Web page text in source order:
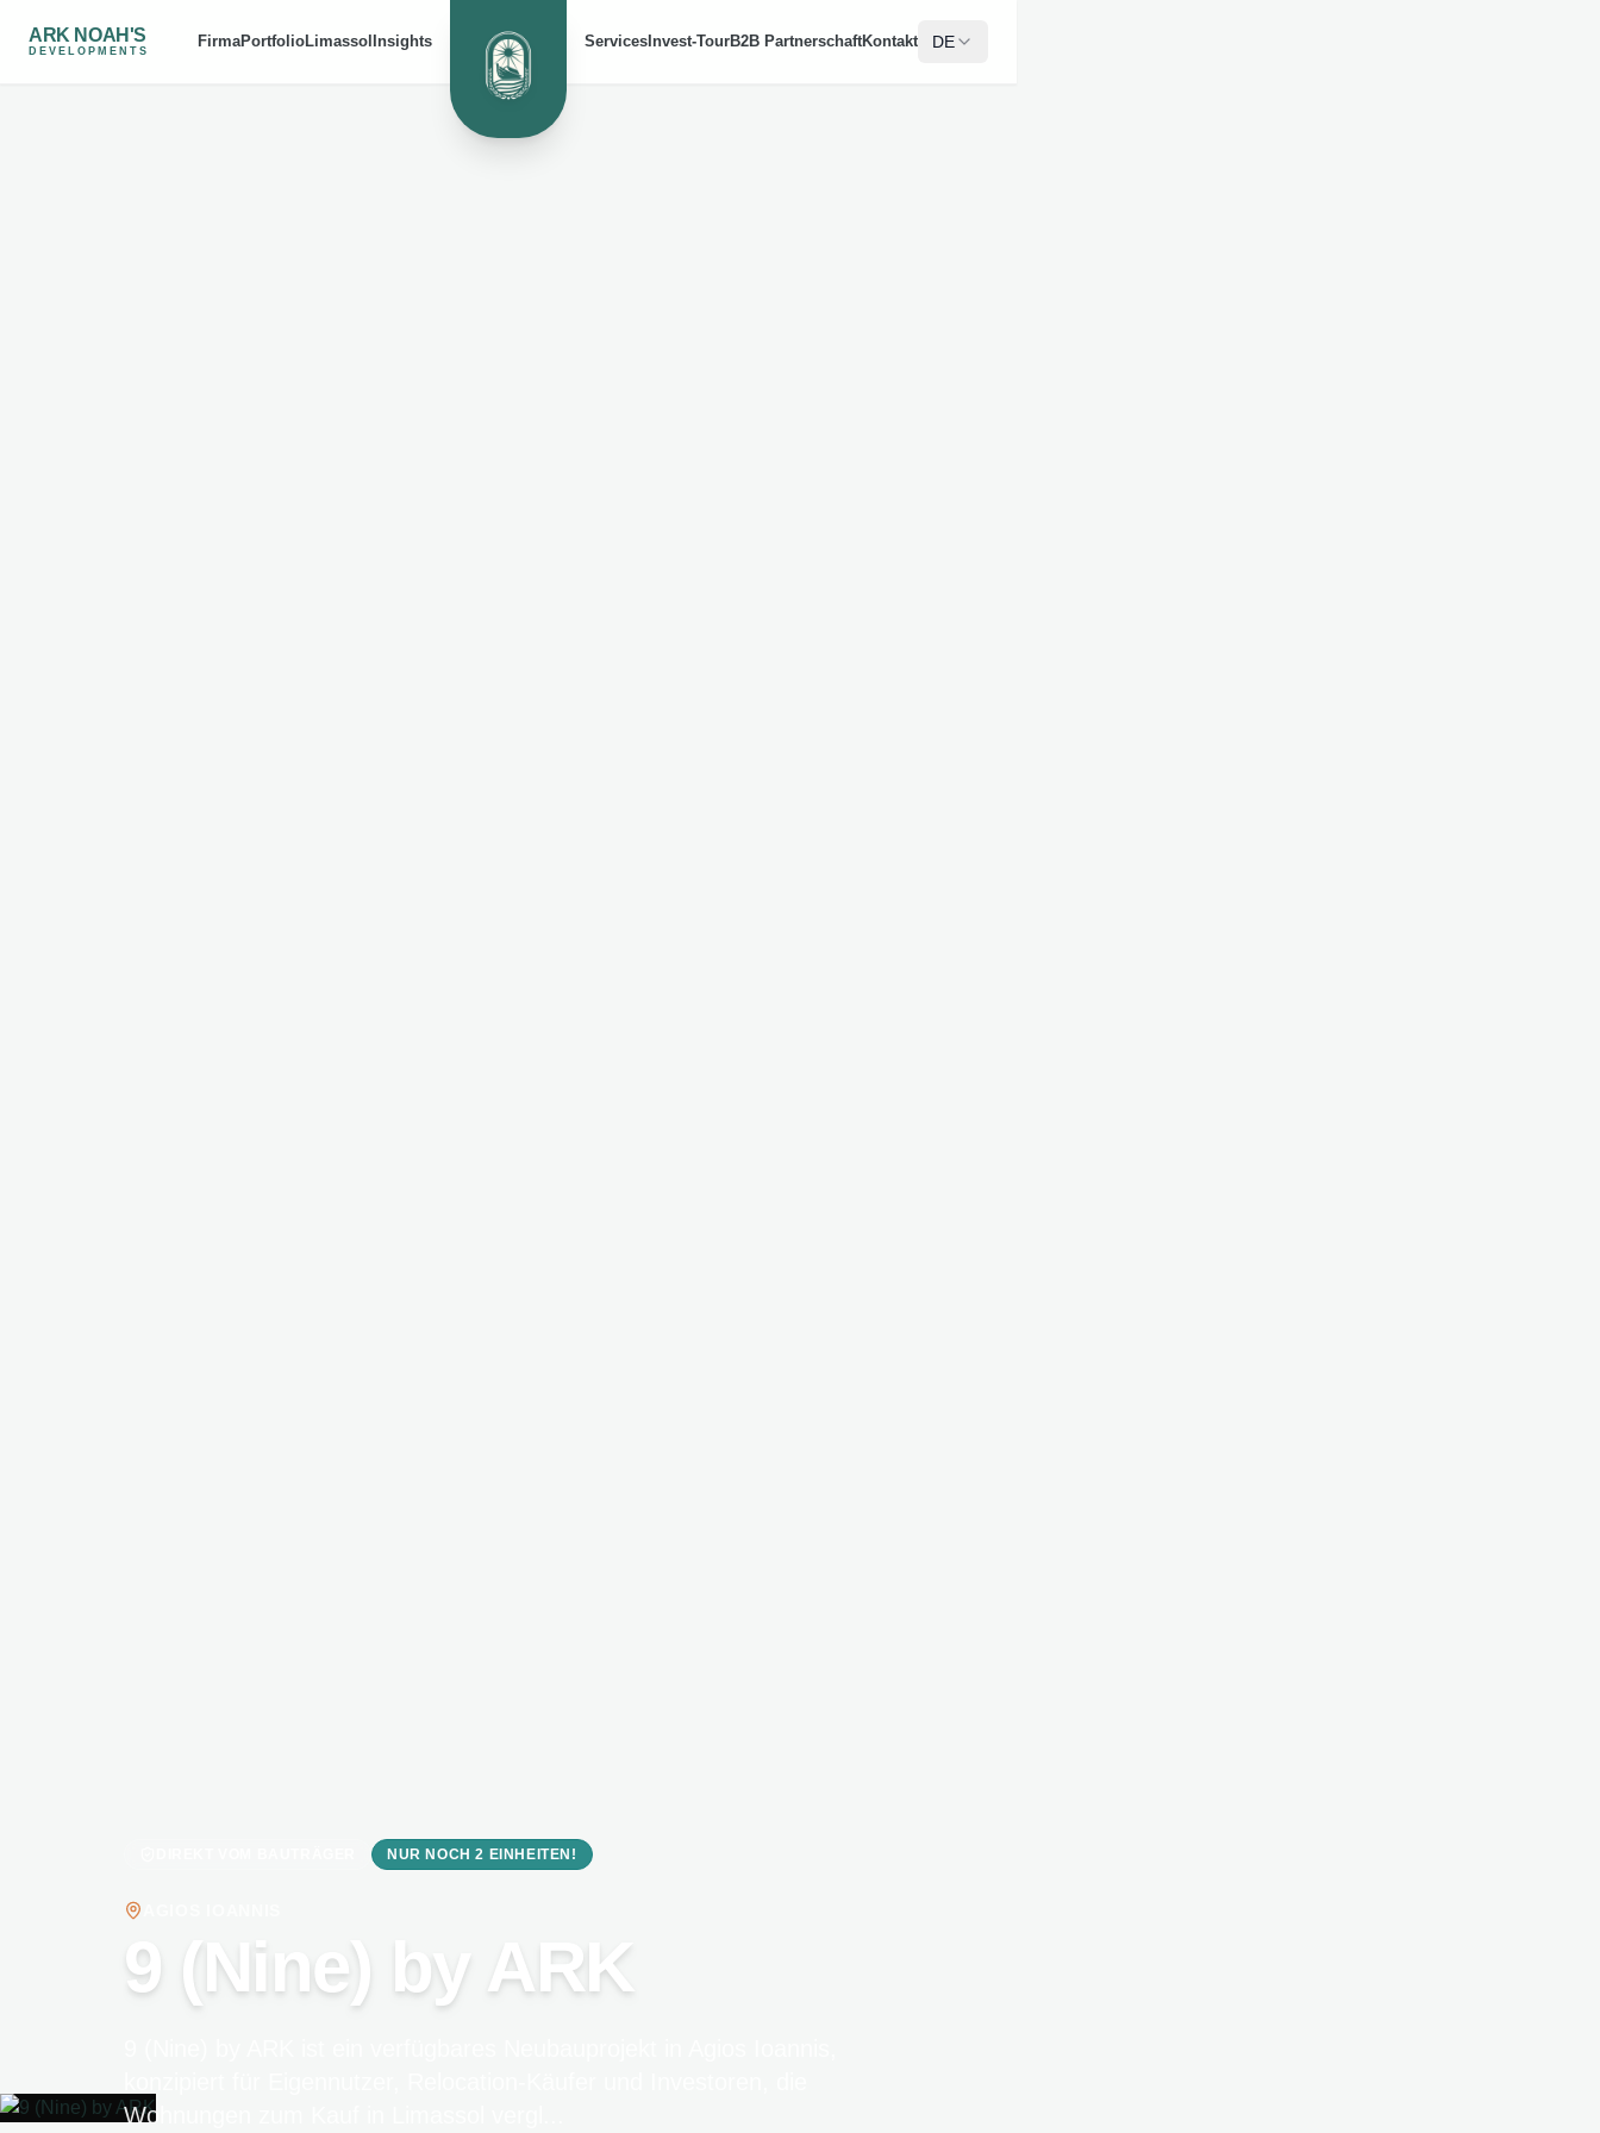
ARK NOAH'S
DEVELOPMENTS
FirmaPortfolioLimassol Insights Services Invest-TourB2B PartnerschaftKontakt DE
NUR NOCH 2 EINHEITEN!
9 (Nine) by ARK
Wohnungen zum Kauf in Limassol vergl...